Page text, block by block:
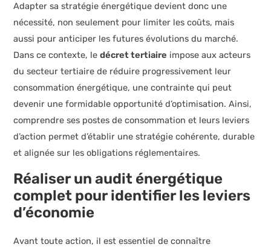
Adapter sa stratégie énergétique devient donc une
nécessité, non seulement pour limiter les coûts, mais
aussi pour anticiper les futures évolutions du marché.
Dans ce contexte, ledécret tertiaire impose aux acteurs
du secteur tertiaire de réduire progressivement leur
consommation énergétique, une contrainte qui peut
devenir une formidable opportunité d’optimisation. Ainsi,
comprendre ses postes de consommation et leurs leviers
d’action permet d’établir une stratégie cohérente, durable
et alignée sur les obligations réglementaires.
Réaliser un audit énergétique
complet pour identifier les leviers
d’économie
Avant toute action, il est essentiel de connaître